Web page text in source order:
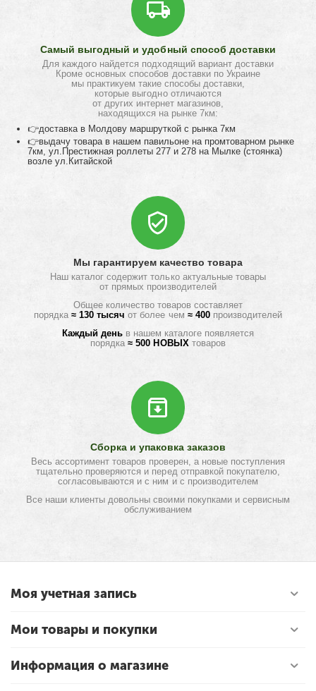
Самый выгодный и удобный способ доставки
Для каждого найдется подходящий вариант доставки
Кроме основных способов доставки по Украине
мы практикуем такие способы доставки,
которые выгодно отличаются
от других интернет магазинов,
находящихся на рынке 7км:
👉доставка в Молдову маршруткой с рынка 7км
👉выдачу товара в нашем павильоне на промтоварном рынке
7км, ул.Престижная роллеты 277 и 278 на Мылке (стоянка)
возле ул.Китайской
Мы гарантируем качество товара
Наш каталог содержит только актуальные товары
от прямых производителей
Общее количество товаров составляет
порядка≈ 130 тысяч от более чем ≈ 400 производителей
Каждый деньв нашем каталоге появляется
порядка≈ 500 НОВЫХ товаров
Сборка и упаковка заказов
Весь ассортимент товаров проверен, а новые поступления
тщательно проверяются и перед отправкой покупателю,
согласовываются и с ним и с производителем
Все наши клиенты довольны своими покупками и сервисным
обслуживанием
Моя учетная запись
Мои товары и покупки
Информация о магазине